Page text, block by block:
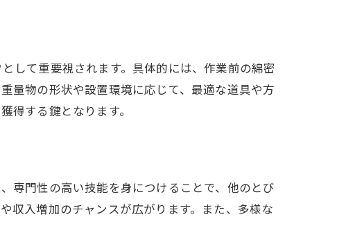
して重要視されます。具体的には、作業前の綿密
量物の形状や設置環境に応じて、最適な道具や方
得する鍵となります。
専門性の高い技能を身につけることで、他のとび
収入増加のチャンスが広がります。また、多様な